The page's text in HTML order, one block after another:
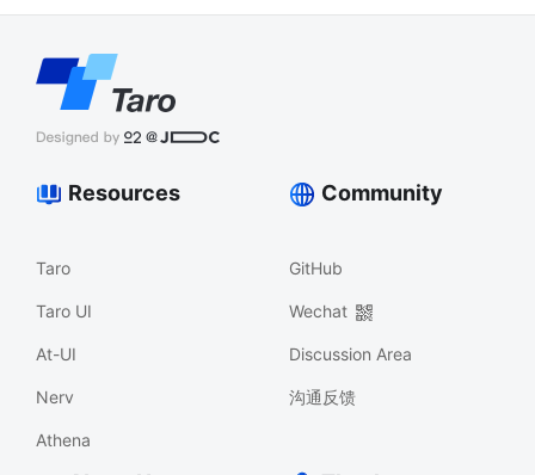
Resources
Taro
Taro UI
At-UI
Nerv
Athena
Community
GitHub
Wechat
Discussion Area
沟通反馈